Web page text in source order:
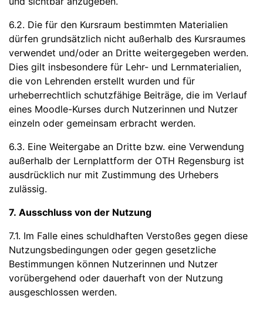
6.2. Die für den Kursraum bestimmten Materialien
dürfen grundsätzlich nicht außerhalb des Kursraumes
verwendet und/oder an Dritte weitergegeben werden.
Dies gilt insbesondere für Lehr- und Lernmaterialien,
die von Lehrenden erstellt wurden und für
urheberrechtlich schutzfähige Beiträge, die im Verlauf
eines Moodle-Kurses durch Nutzerinnen und Nutzer
einzeln oder gemeinsam erbracht werden.
6.3. Eine Weitergabe an Dritte bzw. eine Verwendung
außerhalb der Lernplattform der OTH Regensburg ist
ausdrücklich nur mit Zustimmung des Urhebers
zulässig.
7. Ausschluss von der Nutzung
7.1. Im Falle eines schuldhaften Verstoßes gegen diese
Nutzungsbedingungen oder gegen gesetzliche
Bestimmungen können Nutzerinnen und Nutzer
vorübergehend oder dauerhaft von der Nutzung
ausgeschlossen werden.